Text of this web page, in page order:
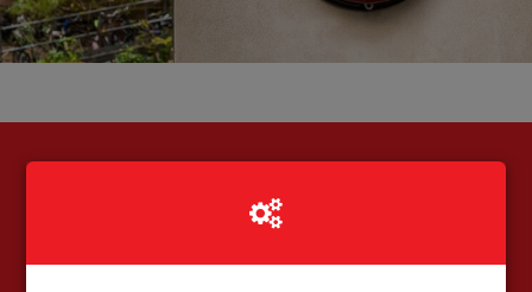
€ 200Opgehaald
van totaal € 575 (34%)